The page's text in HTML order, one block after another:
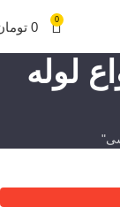
0
0
لوله